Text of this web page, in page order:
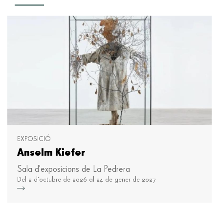
EXPOSICIÓ
Anselm Kiefer
Sala d'exposicions de La Pedrera
Del 2 d'octubre de 2026 al 24 de gener de 2027